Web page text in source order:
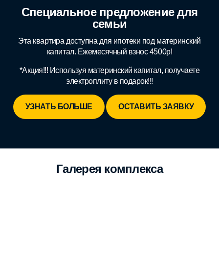
Специальное предложение для
семьи
Эта квартира доступна для ипотеки под материнский
капитал. Ежемесячный взнос 4500р!
*Акция!!! Используя материнский капитал, получаете
электроплиту в подарок!!!
УЗНАТЬ БОЛЬШЕ ОСТАВИТЬ ЗАЯВКУ
Галерея комплекса